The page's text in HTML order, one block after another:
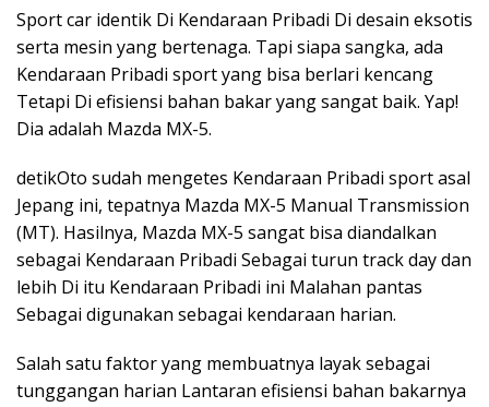
Sport car identik Di Kendaraan Pribadi Di desain eksotis
serta mesin yang bertenaga. Tapi siapa sangka, ada
Kendaraan Pribadi sport yang bisa berlari kencang
Tetapi Di efisiensi bahan bakar yang sangat baik. Yap!
Dia adalah Mazda MX-5.
detikOto sudah mengetes Kendaraan Pribadi sport asal
Jepang ini, tepatnya Mazda MX-5 Manual Transmission
(MT). Hasilnya, Mazda MX-5 sangat bisa diandalkan
sebagai Kendaraan Pribadi Sebagai turun track day dan
lebih Di itu Kendaraan Pribadi ini Malahan pantas
Sebagai digunakan sebagai kendaraan harian.
Salah satu faktor yang membuatnya layak sebagai
tunggangan harian Lantaran efisiensi bahan bakarnya